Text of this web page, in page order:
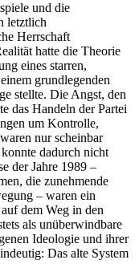
und die
letztlich
Herrschaft
hatte die Theorie
eines starren,
grundlegenden
stellte. Die Angst, den
das Handeln der Partei
um Kontrolle,
nur scheinbar
dadurch nicht
der Jahre 1989 –
die zunehmende
– waren ein
dem Weg in den
als unüberwindbare
Ideologie und ihrer
Das alte System